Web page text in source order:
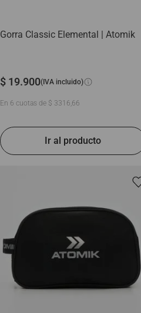
Gorra Classic Elemental | Atomik
$ 19.900(IVA incluido)
En 6 cuotas de $ 3316,66